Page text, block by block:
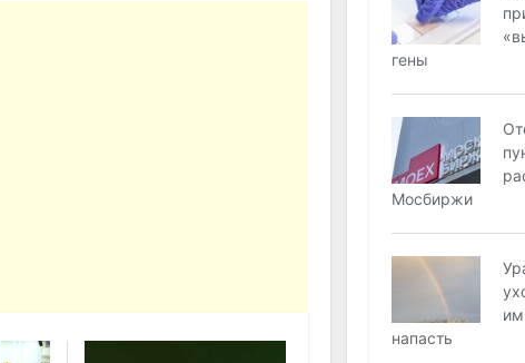
гены
Мосбиржи
напасть